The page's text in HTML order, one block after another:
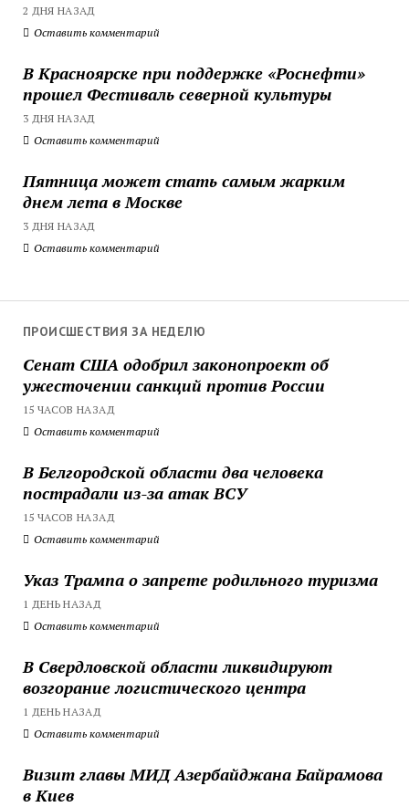
2 ДНЯ НАЗАД
Оставить комментарий
В Красноярске при поддержке «Роснефти»
прошел Фестиваль северной культуры
3 ДНЯ НАЗАД
Оставить комментарий
Пятница может стать самым жарким
днем лета в Москве
3 ДНЯ НАЗАД
Оставить комментарий
ПРОИСШЕСТВИЯ ЗА НЕДЕЛЮ
Сенат США одобрил законопроект об
ужесточении санкций против России
15 ЧАСОВ НАЗАД
Оставить комментарий
В Белгородской области два человека
пострадали из-за атак ВСУ
15 ЧАСОВ НАЗАД
Оставить комментарий
Указ Трампа о запрете родильного туризма
1 ДЕНЬ НАЗАД
Оставить комментарий
В Свердловской области ликвидируют
возгорание логистического центра
1 ДЕНЬ НАЗАД
Оставить комментарий
Визит главы МИД Азербайджана Байрамова
в Киев